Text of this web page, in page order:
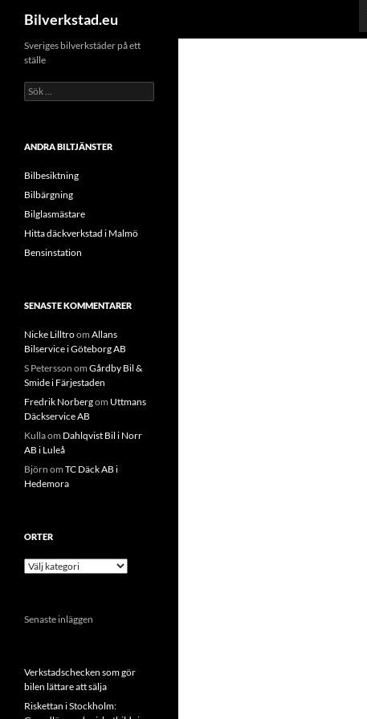
Hoppa
innehåll
Bilverkstad.eu
Sveriges bilverkstäder på ett
ställe
Sök
efter:
ANDRA BILTJÄNSTER
Bilbesiktning
Bilbärgning
Bilglasmästare
Hitta däckverkstad i Malmö
Bensinstation
SENASTE KOMMENTARER
Nicke Lilltroom Allans
Bilservice i Göteborg AB
S Petersson om Gårdby Bil &
Smide i Färjestaden
Fredrik Norbergom Uttmans
Däckservice AB
Kullaom Dahlqvist Bil i Norr
AB i Luleå
Björn om TC Däck AB i
Hedemora
ORTER
Orter
Senaste inläggen
Verkstadschecken som gör
bilen lättare att sälja
Riskettan i Stockholm: